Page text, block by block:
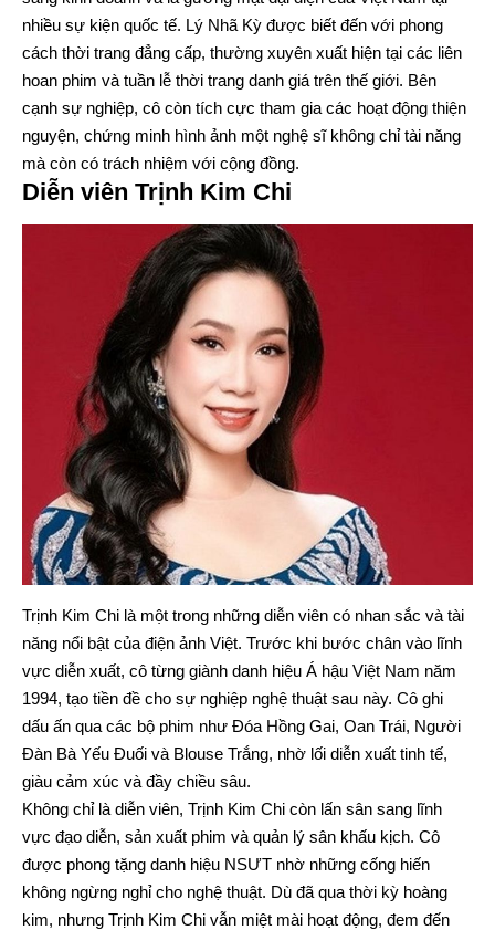
nhiều sự kiện quốc tế. Lý Nhã Kỳ được biết đến với phong
cách thời trang đẳng cấp, thường xuyên xuất hiện tại các liên
hoan phim và tuần lễ thời trang danh giá trên thế giới. Bên
cạnh sự nghiệp, cô còn tích cực tham gia các hoạt động thiện
nguyện, chứng minh hình ảnh một nghệ sĩ không chỉ tài năng
mà còn có trách nhiệm với cộng đồng.
Diễn viên Trịnh Kim Chi
Trịnh Kim Chi là một trong những diễn viên có nhan sắc và tài
năng nổi bật của điện ảnh Việt. Trước khi bước chân vào lĩnh
vực diễn xuất, cô từng giành danh hiệu Á hậu Việt Nam năm
1994, tạo tiền đề cho sự nghiệp nghệ thuật sau này. Cô ghi
dấu ấn qua các bộ phim như Đóa Hồng Gai, Oan Trái, Người
Đàn Bà Yếu Đuối và Blouse Trắng, nhờ lối diễn xuất tinh tế,
giàu cảm xúc và đầy chiều sâu.
Không chỉ là diễn viên, Trịnh Kim Chi còn lấn sân sang lĩnh
vực đạo diễn, sản xuất phim và quản lý sân khấu kịch. Cô
được phong tặng danh hiệu NSƯT nhờ những cống hiến
không ngừng nghỉ cho nghệ thuật. Dù đã qua thời kỳ hoàng
kim, nhưng Trịnh Kim Chi vẫn miệt mài hoạt động, đem đến